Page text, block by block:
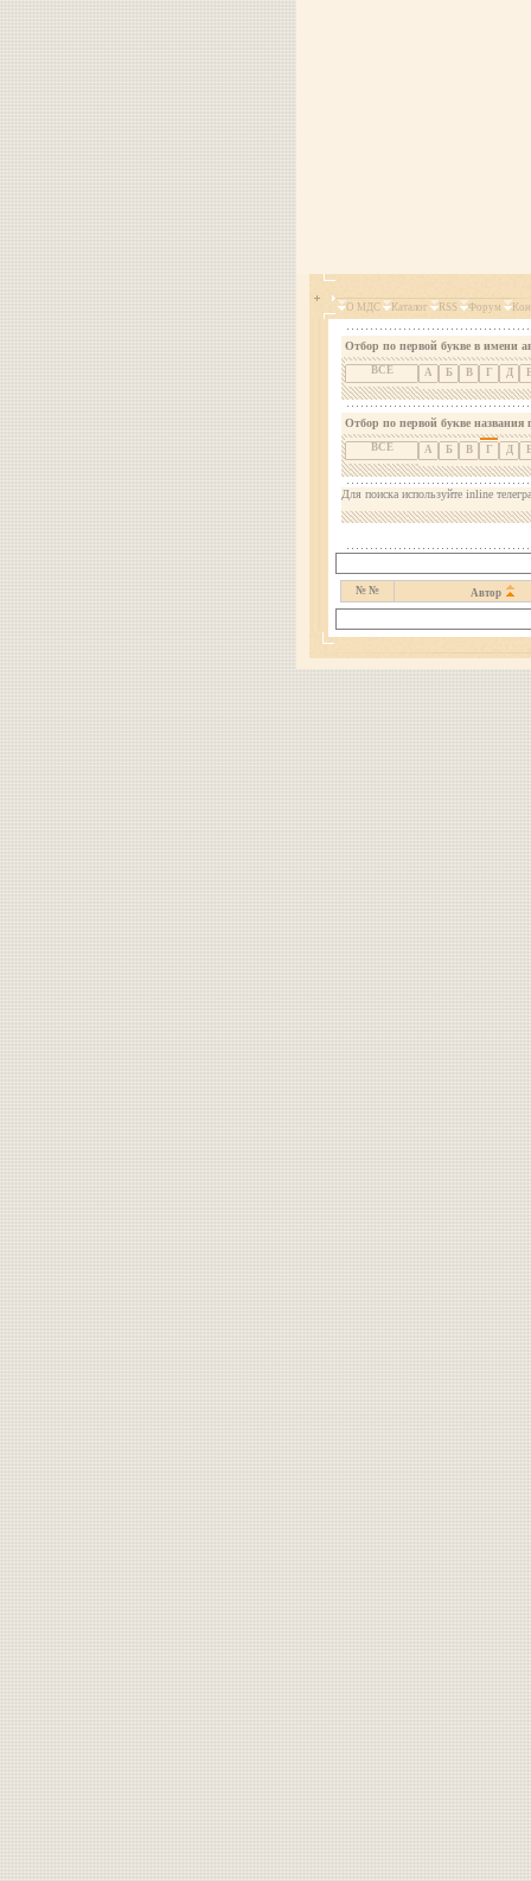
О МДС Каталог RSS Форум
Отбор по первой букве в имени
ВСЕ А Б В Г Д
Отбор по первой букве названия
ВСЕ А Б В Г Д
Для поиска используйте inline
№ № Автор